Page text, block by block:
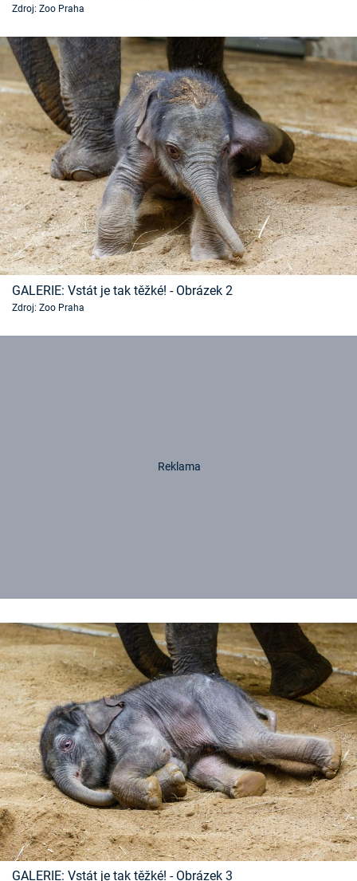
Časopis
Sledujte prima+
Přihlášení
Sledujte nás
Zdroj: Zoo Praha
GALERIE: Vstát je tak těžké! - Obrázek 2
Zdroj: Zoo Praha
GALERIE: Vstát je tak těžké! - Obrázek 3